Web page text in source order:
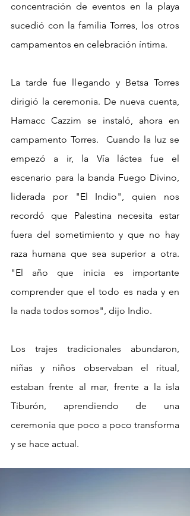
concentración de eventos en la playa
sucedió con la familia Torres, los otros
campamentos en celebración íntima.
La tarde fue llegando y Betsa Torres
dirigió la ceremonia. De nueva cuenta,
Hamacc Cazzim se instaló, ahora en
campamento Torres.  Cuando la luz se
empezó a ir, la Vía láctea fue el
escenario para la banda Fuego Divino,
liderada por "El Indio", quien nos
recordó que Palestina necesita estar
fuera del sometimiento y que no hay
raza humana que sea superior a otra.
"El año que inicia es importante
comprender que el todo es nada y en
la nada todos somos", dijo Indio.
Los trajes tradicionales abundaron,
niñas y niños observaban el ritual,
estaban frente al mar, frente a la isla
Tiburón, aprendiendo de una
ceremonia que poco a poco transforma
y se hace actual.